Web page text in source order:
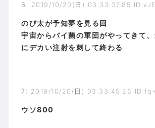
6 : 2019/10/20(日) 03:33:37.85
のび太が予知夢を見る回
宇宙からバイ菌の軍団がやってきて
にデカい注射を刺して終わる
7 : 2019/10/20(日) 03:33:45.26
ウソ800